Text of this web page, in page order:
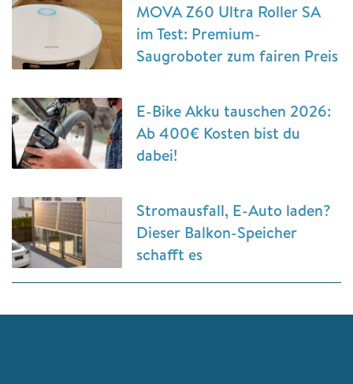
MOVA Z60 Ultra Roller SA
im Test: Premium-
Saugroboter zum fairen Preis
E-Bike Akku tauschen 2026:
Ab 400€ Kosten bist du
dabei!
Stromausfall, E-Auto laden?
Dieser Balkon-Speicher
schafft es